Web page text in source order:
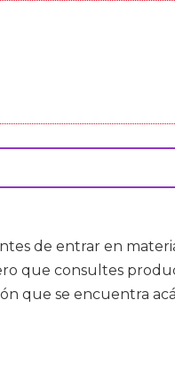
de entrar en
que consultes
que se encuentra